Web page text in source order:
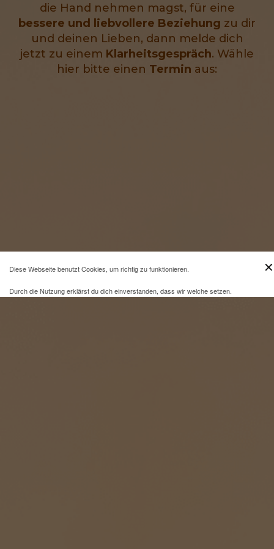
die Hand nehmen magst, für eine
bessere und liebvollere Beziehung zu dir
und deinen Lieben, dann melde dich
jetzt zu einem Klarheitsgespräch. Wähle
hier bitte einen Termin aus:
✕
Diese Webseite benutzt Cookies, um richtig zu funktionieren.
Durch die Nutzung erklärst du dich einverstanden, dass wir welche setzen.